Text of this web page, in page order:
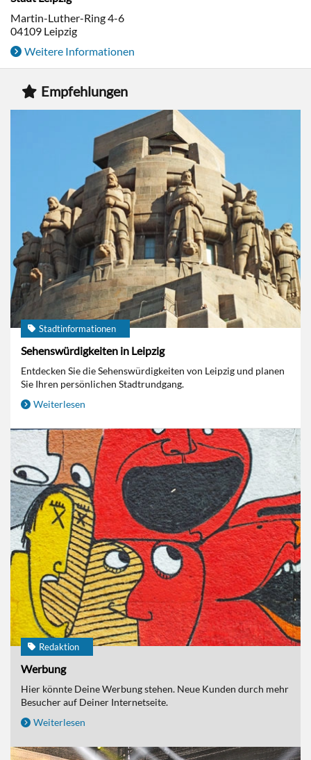
Martin-Luther-Ring 4-6
04109 Leipzig
Weitere Informationen
Empfehlungen
Stadtinformationen
Sehenswürdigkeiten in Leipzig
Entdecken Sie die Sehenswürdigkeiten von Leipzig und planen
Sie Ihren persönlichen Stadtrundgang.
Weiterlesen
Redaktion
Werbung
Hier könnte Deine Werbung stehen. Neue Kunden durch mehr
Besucher auf Deiner Internetseite.
Weiterlesen